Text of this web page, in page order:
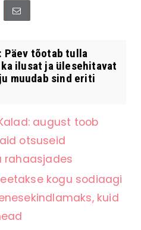
tõotab tulla
ilusat ja ülesehitavat
muudab sind eriti
august toob
otsuseid
rahaasjades
kogu sodiaagi
kuid